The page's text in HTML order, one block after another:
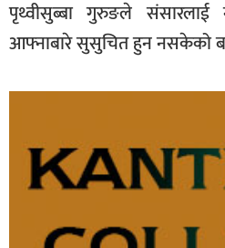
पृथ्वीसुब्बा गुरुङले संसारलाई
आफ्नाबारे सुसुचित हुन नसकेको